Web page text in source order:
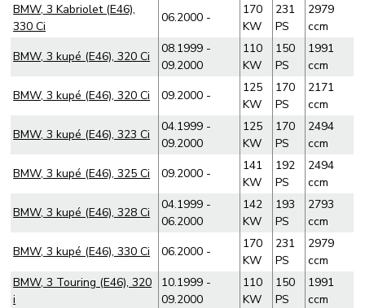
BMW, 3 Kabriolet (E46),
330 Ci
06.2000 -
170
KW
231
PS
2979
ccm
BMW, 3 kupé (E46), 320 Ci
08.1999 -
09.2000
110
KW
150
PS
1991
ccm
BMW, 3 kupé (E46), 320 Ci
09.2000 -
125
KW
170
PS
2171
ccm
BMW, 3 kupé (E46), 323 Ci
04.1999 -
09.2000
125
KW
170
PS
2494
ccm
BMW, 3 kupé (E46), 325 Ci
09.2000 -
141
KW
192
PS
2494
ccm
BMW, 3 kupé (E46), 328 Ci
04.1999 -
06.2000
142
KW
193
PS
2793
ccm
BMW, 3 kupé (E46), 330 Ci
06.2000 -
170
KW
231
PS
2979
ccm
BMW, 3 Touring (E46), 320
i
10.1999 -
09.2000
110
KW
150
PS
1991
ccm